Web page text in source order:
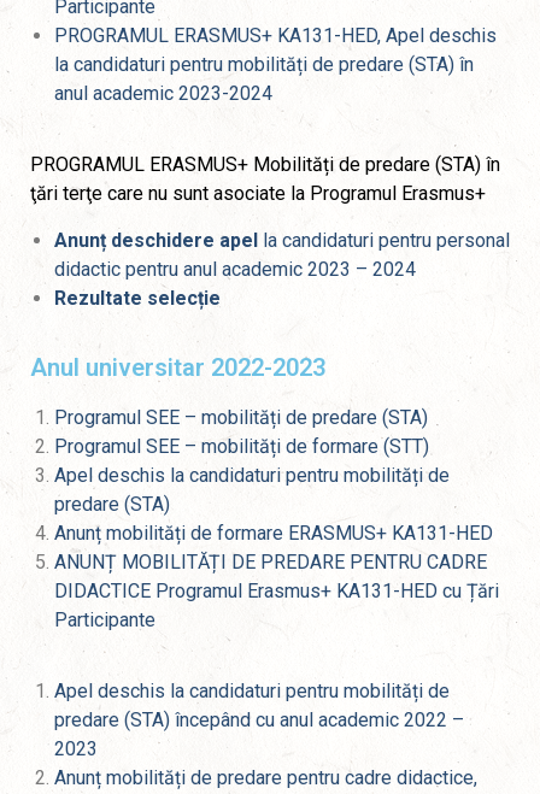
Participante
PROGRAMUL ERASMUS+ KA131-HED, Apel deschis
la candidaturi pentru mobilități de predare (STA) în
anul academic 2023-2024
PROGRAMUL ERASMUS+ Mobilități de predare (STA) în
ţări terţe care nu sunt asociate la Programul Erasmus+
Anunț deschidere apel la candidaturi pentru personal
didactic pentru anul academic 2023 – 2024
Rezultate selecție
Anul universitar 2022-2023
Programul SEE – mobilități de predare (STA)
Programul SEE – mobilități de formare (STT)
Apel deschis la candidaturi pentru mobilități de
predare (STA)
Anunț mobilități de formare ERASMUS+ KA131-HED
ANUNȚ MOBILITĂȚI DE PREDARE PENTRU CADRE
DIDACTICE Programul Erasmus+ KA131-HED cu Țări
Participante
Apel deschis la candidaturi pentru mobilități de
predare (STA) începând cu anul academic 2022 –
2023
Anunț mobilități de predare pentru cadre didactice,